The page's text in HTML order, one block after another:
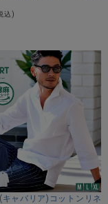
込)
ツ/全9色
ャバリア)コットンリネ